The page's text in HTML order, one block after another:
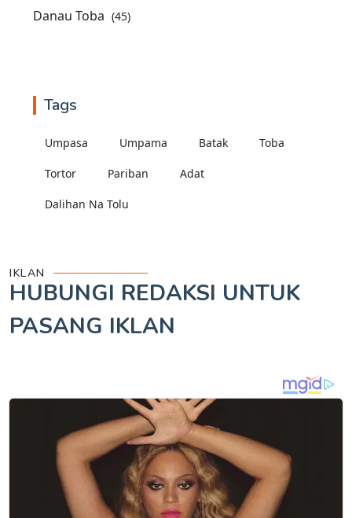
Danau Toba (45)
Tags
Umpasa Umpama Batak Toba
Tortor Pariban Adat
Dalihan Na Tolu
IKLAN
HUBUNGI REDAKSI UNTUK
PASANG IKLAN